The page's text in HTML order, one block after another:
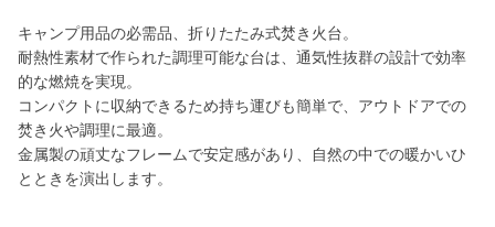
キャンプ用品の必需品、折りたたみ式焚き火台。
耐熱性素材で作られた調理可能な台は、通気性抜群の設計で効率
的な燃焼を実現。
コンパクトに収納できるため持ち運びも簡単で、アウトドアでの
焚き火や調理に最適。
金属製の頑丈なフレームで安定感があり、自然の中での暖かいひ
とときを演出します。